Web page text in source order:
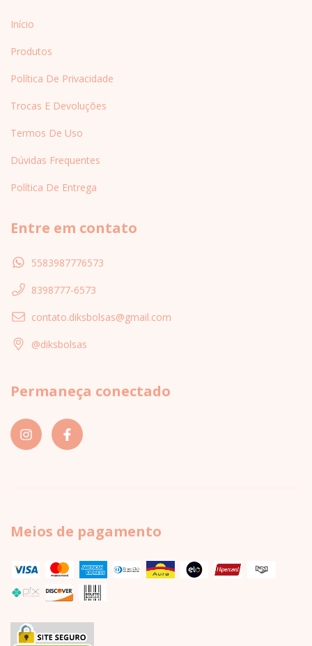
Início
Produtos
Política De Privacidade
Trocas E Devoluções
Termos De Uso
Dúvidas Frequentes
Política De Entrega
Entre em contato
5583987776573
8398777-6573
contato.diksbolsas@gmail.com
@diksbolsas
Permaneça conectado
Meios de pagamento